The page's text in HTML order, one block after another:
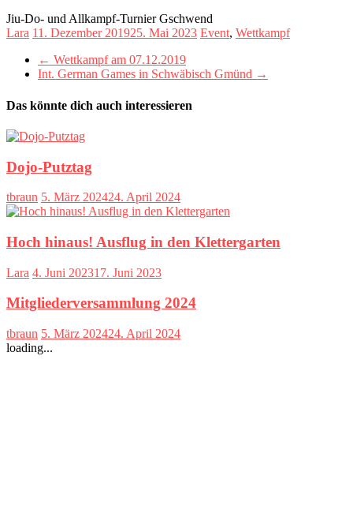
Jiu-Do- und Allkampf-Turnier Gschwend
Lara 11. Dezember 201925. Mai 2023 Event, Wettkampf
← Wettkampf am 07.12.2019
Int. German Games in Schwäbisch Gmünd →
Das könnte dich auch interessieren
Dojo-Putztag
tbraun 5. März 202424. April 2024
Hoch hinaus! Ausflug in den Klettergarten
Lara 4. Juni 202317. Juni 2023
Mitgliederversammlung 2024
tbraun 5. März 202424. April 2024
loading...